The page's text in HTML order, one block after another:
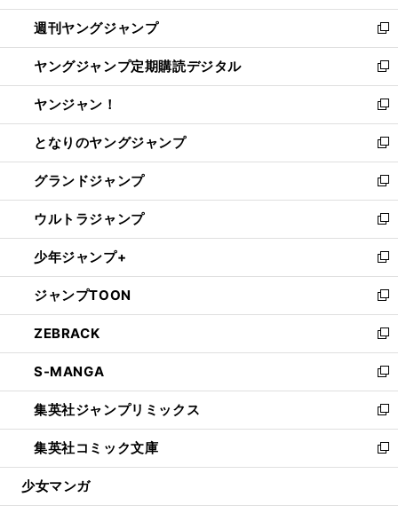
開
く
ウ
で
開
く
ン
ド
ウ
で
開
く
ウ
ィ
ン
ド
ウ
で
開
く
週刊ヤングジャンプ
新
し
い
ウ
ィ
ン
ド
ウ
で
開
く
ヤングジャンプ定期購読デジタル
新
し
い
ウ
ィ
ン
ド
ウ
で
開
く
ヤンジャン！
新
し
い
ウ
ィ
ン
ド
ウ
で
開
く
となりのヤングジャンプ
新
し
い
ウ
ィ
ン
ド
ウ
で
開
く
グランドジャンプ
新
し
い
ウ
ィ
ン
ド
ウ
で
開
く
ウルトラジャンプ
新
し
い
ウ
ィ
ン
ド
ウ
で
開
く
少年ジャンプ+
新
し
い
ウ
ィ
ン
ド
ウ
で
開
く
ジャンプTOON
新
し
い
ウ
ィ
ン
ド
ウ
で
開
ZEBRACK
新
し
い
ウ
ィ
ン
ド
ウ
開
S-MANGA
新
し
い
ウ
ィ
ン
ウ
集英社ジャンプリミックス
新
し
い
ウ
ン
集英社コミック文庫
新
し
ウ
少女マンガ